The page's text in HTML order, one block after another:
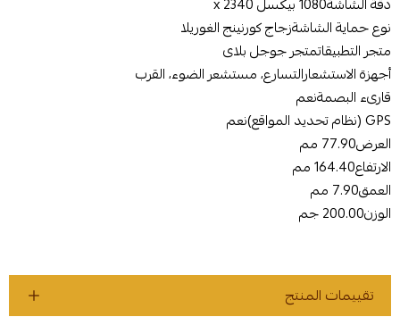
نوع حماية الشاشةزجاج كورنينج الغوريلا
متجر التطبيقاتمتجر جوجل بلاى
أجهزة الاستشعار‎التسارع، مستشعر الضوء، القرب‎
قارىء البصمةنعم
GPS (نظام تحديد المواقع)نعم
العرض‎77.90 مم‎
الارتفاع‎164.40 مم‎
العمق‎7.90 مم‎
الوزن‎200.00 جم‎
تقييمات المنتج